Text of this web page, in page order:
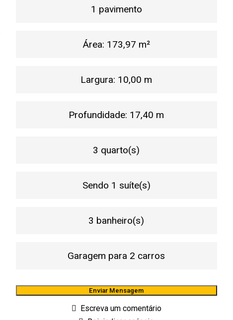
1 pavimento
Área: 173,97 m²
Largura: 10,00 m
Profundidade: 17,40 m
3 quarto(s)
Sendo 1 suíte(s)
3 banheiro(s)
Garagem para 2 carros
Enviar Mensagem
Escreva um comentário